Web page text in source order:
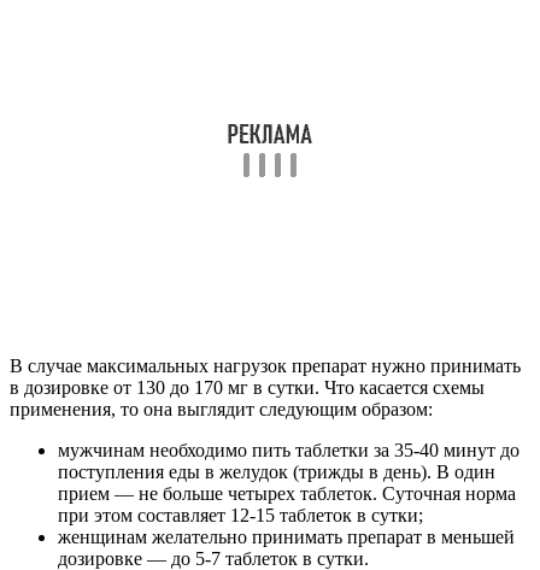
В случае максимальных нагрузок препарат нужно принимать
в дозировке от 130 до 170 мг в сутки. Что касается схемы
применения, то она выглядит следующим образом:
мужчинам необходимо пить таблетки за 35-40 минут до
поступления еды в желудок (трижды в день). В один
прием — не больше четырех таблеток. Суточная норма
при этом составляет 12-15 таблеток в сутки;
женщинам желательно принимать препарат в меньшей
дозировке — до 5-7 таблеток в сутки.